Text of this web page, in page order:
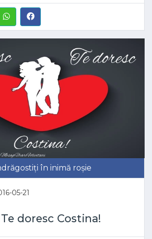
în inimă roșie
05-21
doresc Costina!